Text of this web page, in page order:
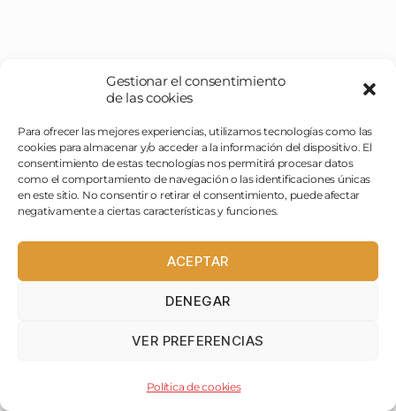
Gestionar el consentimiento
de las cookies
Para ofrecer las mejores experiencias, utilizamos tecnologías como las
cookies para almacenar y/o acceder a la información del dispositivo. El
consentimiento de estas tecnologías nos permitirá procesar datos
como el comportamiento de navegación o las identificaciones únicas
en este sitio. No consentir o retirar el consentimiento, puede afectar
negativamente a ciertas características y funciones.
ACEPTAR
DENEGAR
VER PREFERENCIAS
Política de cookies
Y tú... ¿qué opinas?
Los campos obligatorios están marcados con*
Comentario*